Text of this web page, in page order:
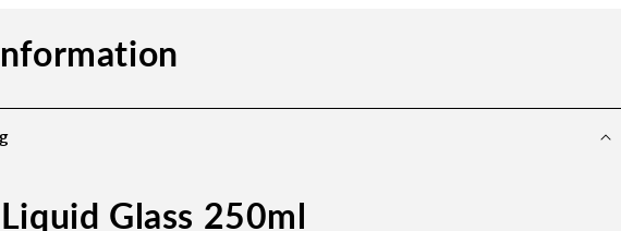
Glass 250ml